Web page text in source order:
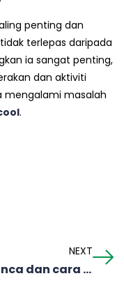
penting dan
terlepas daripada
ia sangat penting,
dan aktiviti
mengalami masalah
.
NEXT
Ini punca dan cara mengatasi masalah bayi tidak membuang